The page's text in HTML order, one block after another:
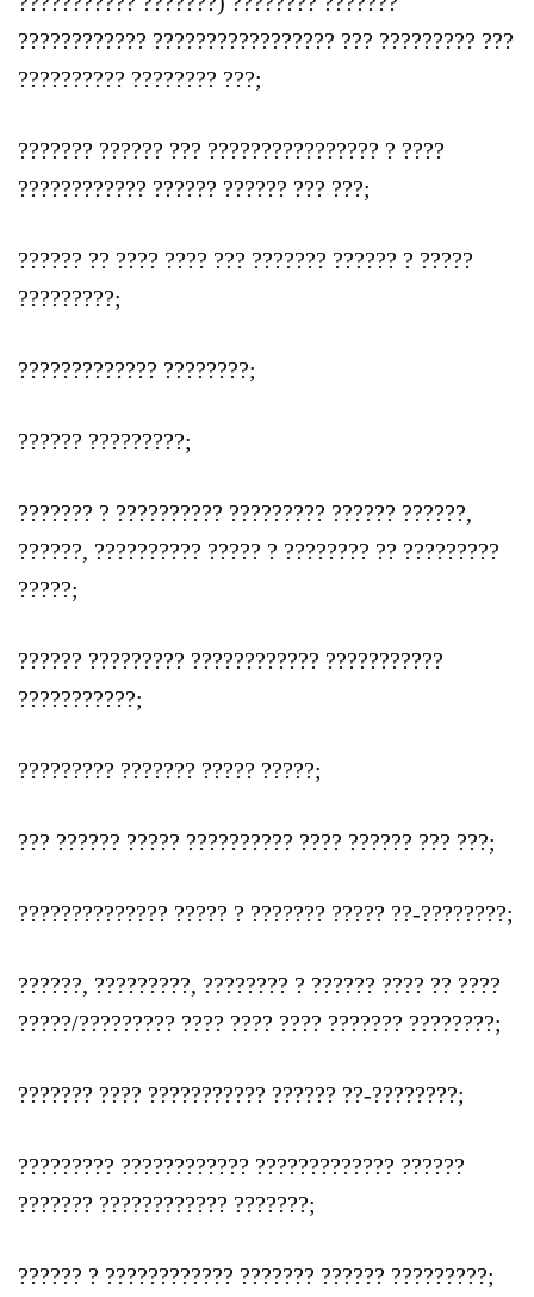
???????????? ????????????????? ??? ????????? ???
?????????? ???????? ???;
??????? ?????? ??? ???????????????? ? ????
???????????? ?????? ?????? ??? ???;
?????? ?? ???? ???? ??? ??????? ?????? ? ?????
?????????;
????????????? ????????;
?????? ?????????;
??????? ? ?????????? ????????? ?????? ??????,
??????, ?????????? ????? ? ???????? ?? ?????????
?????;
?????? ????????? ???????????? ???????????
???????????;
????????? ??????? ????? ?????;
??? ?????? ????? ?????????? ???? ?????? ??? ???;
?????????????? ????? ? ??????? ????? ??-????????;
??????, ?????????, ???????? ? ?????? ???? ?? ????
?????/????????? ???? ???? ???? ??????? ????????;
??????? ???? ??????????? ?????? ??-????????;
????????? ???????????? ????????????? ??????
??????? ???????????? ???????;
?????? ? ???????????? ??????? ?????? ?????????;